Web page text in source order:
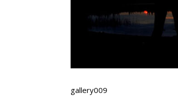
gallery009